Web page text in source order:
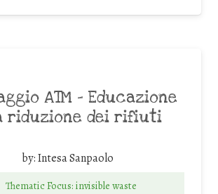
ATM – Educazione
riduzione dei rifiuti
by:Intesa Sanpaolo
Thematic Focus: invisible waste